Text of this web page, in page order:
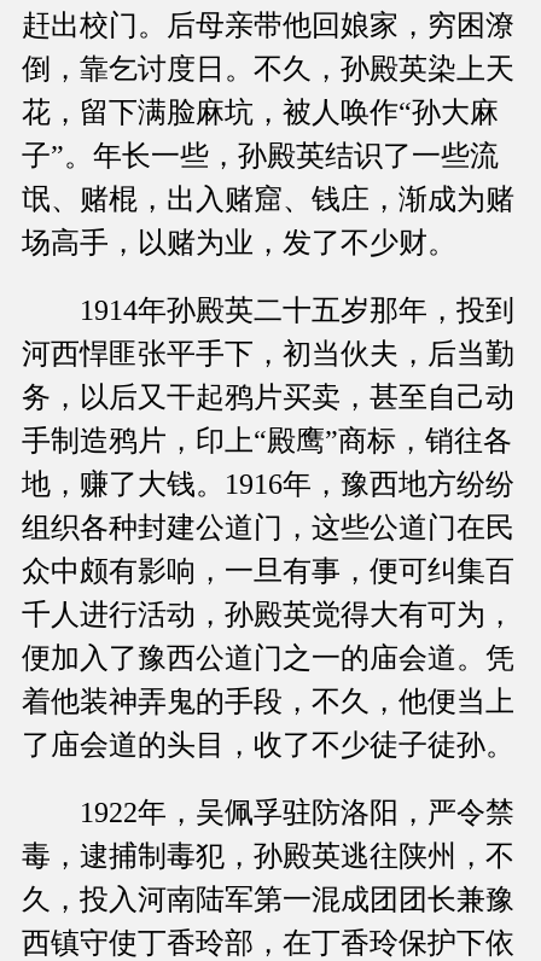
赶出校门。后母亲带他回娘家，穷困潦
倒，靠乞讨度日。不久，孙殿英染上天
花，留下满脸麻坑，被人唤作“孙大麻
子”。年长一些，孙殿英结识了一些流
氓、赌棍，出入赌窟、钱庄，渐成为赌
场高手，以赌为业，发了不少财。
1914年孙殿英二十五岁那年，投到
河西悍匪张平手下，初当伙夫，后当勤
务，以后又干起鸦片买卖，甚至自己动
手制造鸦片，印上“殿鹰”商标，销往各
地，赚了大钱。1916年，豫西地方纷纷
组织各种封建公道门，这些公道门在民
众中颇有影响，一旦有事，便可纠集百
千人进行活动，孙殿英觉得大有可为，
便加入了豫西公道门之一的庙会道。凭
着他装神弄鬼的手段，不久，他便当上
了庙会道的头目，收了不少徒子徒孙。
1922年，吴佩孚驻防洛阳，严令禁
毒，逮捕制毒犯，孙殿英逃往陕州，不
久，投入河南陆军第一混成团团长兼豫
西镇守使丁香玲部，在丁香玲保护下依